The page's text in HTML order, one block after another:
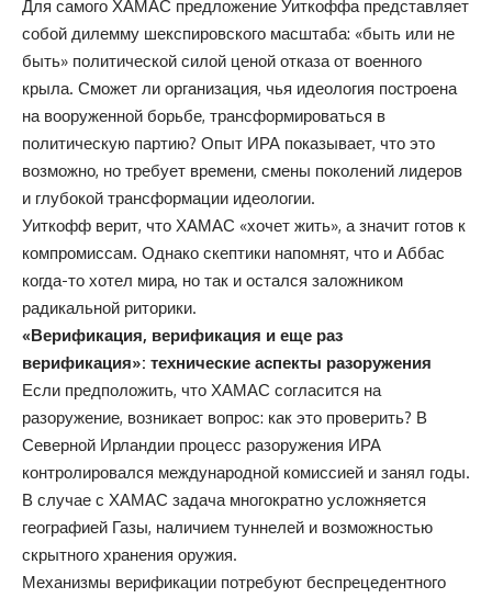
Для самого ХАМАС предложение Уиткоффа представляет
собой дилемму шекспировского масштаба: «быть или не
быть» политической силой ценой отказа от военного
крыла. Сможет ли организация, чья идеология построена
на вооруженной борьбе, трансформироваться в
политическую партию? Опыт ИРА показывает, что это
возможно, но требует времени, смены поколений лидеров
и глубокой трансформации идеологии.
Уиткофф верит, что ХАМАС «хочет жить», а значит готов к
компромиссам. Однако скептики напомнят, что и Аббас
когда-то хотел мира, но так и остался заложником
радикальной риторики.
«Верификация, верификация и еще раз
верификация»: технические аспекты разоружения
Если предположить, что ХАМАС согласится на
разоружение, возникает вопрос: как это проверить? В
Северной Ирландии процесс разоружения ИРА
контролировался международной комиссией и занял годы.
В случае с ХАМАС задача многократно усложняется
географией Газы, наличием туннелей и возможностью
скрытного хранения оружия.
Механизмы верификации потребуют беспрецедентного